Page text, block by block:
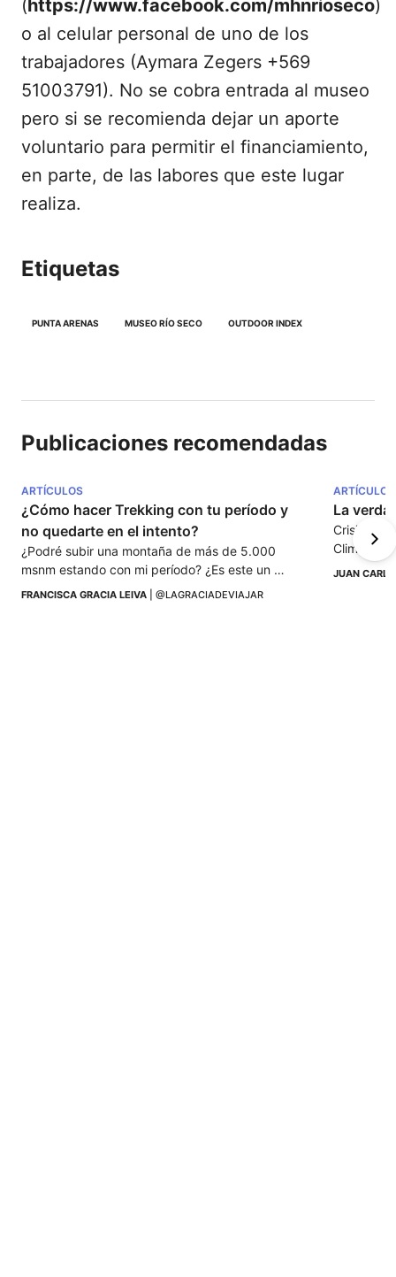
( https://www.facebook.com/mhnrioseco)
o al celular personal de uno de los
trabajadores (Aymara Zegers +569
51003791). No se cobra entrada al museo
pero si se recomienda dejar un aporte
voluntario para permitir el financiamiento,
en parte, de las labores que este lugar
realiza.
Etiquetas
PUNTA ARENAS MUSEO RÍO SECO OUTDOOR INDEX
Publicaciones recomendadas
ARTÍCULOS
¿Cómo hacer Trekking con tu período y
no quedarte en el intento?
¿Podré subir una montaña de más de 5.000
msnm estando con mi período? ¿Es este un
impedimento para hacer trekking o acampar en
FRANCISCA GRACIA LEIVA @LAGRACIADEVIAJAR
ARTÍCULOS
La
Crisis
Climático
para.
JUAN